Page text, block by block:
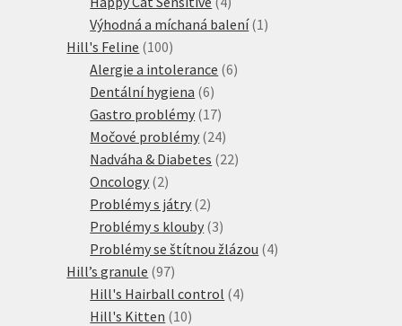
produkty
Výhodná a míchaná balení 1 1
Hill's Feline 100100
produktů
Alergie a intolerance 66
Dentální hygiena 66
produktů
Gastro problémy 1717
produktů
Močové problémy 2424
produktů
Nadváha & Diabetes 2222
Oncology 22
produkty
Problémy s játry 22
produkty
Problémy s klouby 33
produkty
Problémy se štítnou žlázou 44
Hill’s granule 9797
produktů
Hill's Hairball control 44
Hill's Kitten 1010